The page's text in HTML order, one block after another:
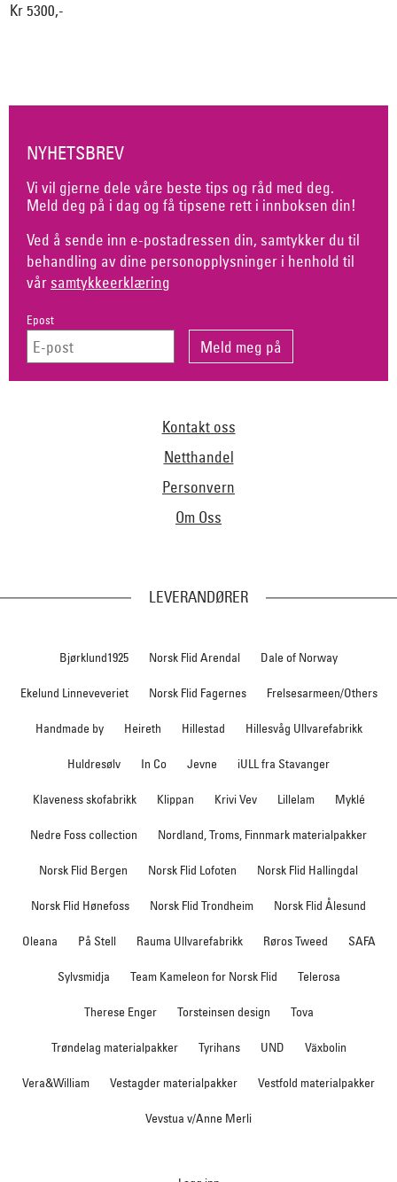
Kr 5300,-
NYHETSBREV
Vi vil gjerne dele våre beste tips og råd med deg.
Meld deg på i dag og få tipsene rett i innboksen din!
Ved å sende inn e-postadressen din, samtykker du til
behandling av dine personopplysninger i henhold til
vår samtykkeerklæring
Epost
Kontakt oss
Netthandel
Personvern
Om Oss
LEVERANDØRER
Bjørklund1925 Norsk Flid Arendal Dale of Norway
Ekelund Linneveveriet Norsk Flid Fagernes Frelsesarmeen/Others
Handmade by Heireth Hillestad Hillesvåg Ullvarefabrikk
Huldresølv In Co Jevne iULL fra Stavanger
Klaveness skofabrikk Klippan Krivi Vev Lillelam Myklé
Nedre Foss collection Nordland, Troms, Finnmark materialpakker
Norsk Flid Bergen Norsk Flid Lofoten Norsk Flid Hallingdal
Norsk Flid Hønefoss Norsk Flid Trondheim Norsk Flid Ålesund
Oleana På Stell Rauma Ullvarefabrikk Røros Tweed SAFA
Sylvsmidja Team Kameleon for Norsk Flid Telerosa
Therese Enger Torsteinsen design Tova
Trøndelag materialpakker Tyrihans UND Växbolin
Vera&William Vestagder materialpakker Vestfold materialpakker
Vevstua v/Anne Merli